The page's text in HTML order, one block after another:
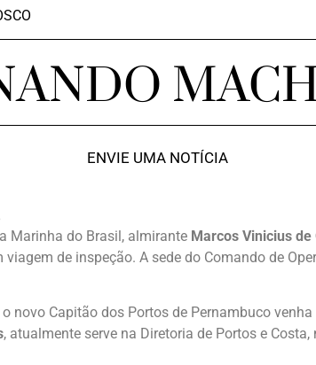
ENVIE UMA NOTÍCIA
Marinha do Brasil, almirante Marcos Vinicius
de inspeção. A sede do Comando de
novo Capitão dos Portos de Pernambuco venha
, atualmente serve na Diretoria de Portos e Costa,